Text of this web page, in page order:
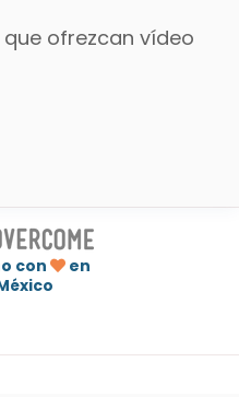
ofrezcan vídeo
con
en